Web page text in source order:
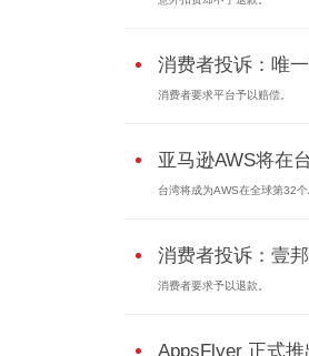
消费者投诉：唯
消费者要求平台予以赔偿。
亚马逊AWS将在
台湾将成为AWS在全球第32个
消费者投诉：壹
消费者要求予以退款。
AppsFlyer 正式